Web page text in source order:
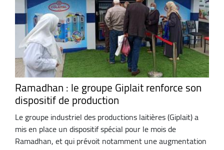
Ramadhan : le groupe Giplait renforce son
dispositif de production
Le groupe industriel des productions laitières (Giplait) a
mis en place un dispositif spécial pour le mois de
Ramadhan, et qui prévoit notamment une augmentation